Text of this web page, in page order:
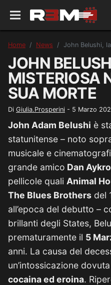
Home News John Belushi,
JOHN
MISTERIOSA
SUA MORTE
Di Giulia.Prosperini - 5 Marzo
John Adam Belushi è
statunitense – noto
musicale e
grande amico Dan
pellicole quali Animal
The Blues Brothers del
all’epoca del debutto –
brillanti degli States,
prematuramente il 5
anni. La causa del
un’intossicazione
cocaina ed eroina.